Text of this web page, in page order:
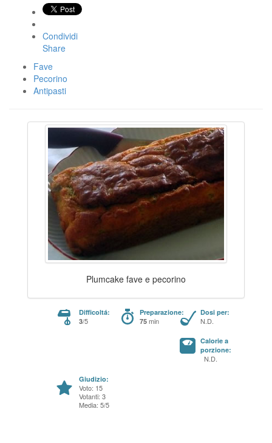
Condividi
Share
Fave
Pecorino
Antipasti
Plumcake fave e pecorino
Difficoltá:
3/5
Preparazione:
75 min
Dosi per:
N.D.
Calorie a
porzione:
N.D.
Giudizio:
Voto: 15
Votanti: 3
Media: 5/5